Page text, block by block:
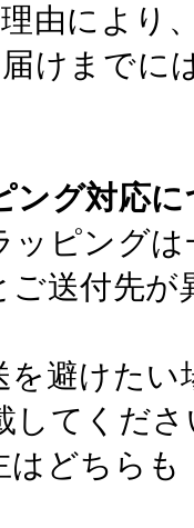
由により
けまでに
ング対応
ッピング
ご送付先
を避けた
してくださ
はどちら